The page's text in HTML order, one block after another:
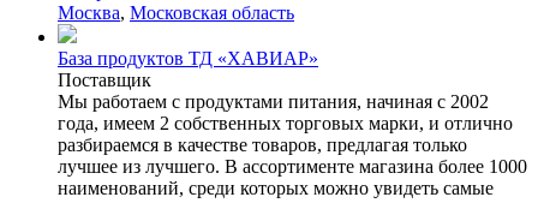
Москва, Московская область
База продуктов ТД «ХАВИАР»
Поставщик
Мы работаем с продуктами питания, начиная с 2002
года, имеем 2 собственных торговых марки, и отлично
разбираемся в качестве товаров, предлагая только
лучшее из лучшего. В ассортименте магазина более 1000
наименований, среди которых можно увидеть самые